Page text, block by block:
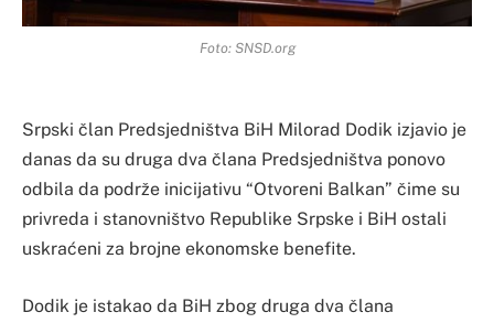
Foto: SNSD.org
Srpski član Predsjedništva BiH Milorad Dodik izjavio je
danas da su druga dva člana Predsjedništva ponovo
odbila da podrže inicijativu “Otvoreni Balkan” čime su
privreda i stanovništvo Republike Srpske i BiH ostali
uskraćeni za brojne ekonomske benefite.
Dodik je istakao da BiH zbog druga dva člana